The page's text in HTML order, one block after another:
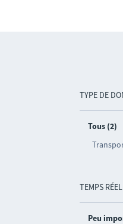
TYPE DE
Tous (2)
TEMPS RÉEL
Peu